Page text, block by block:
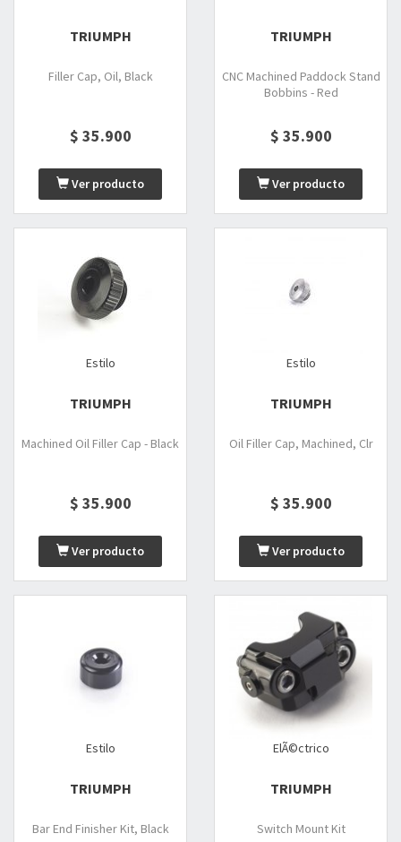
TRIUMPH
Filler Cap, Oil, Black
$ 35.900
Ver producto
TRIUMPH
CNC Machined Paddock Stand
Bobbins - Red
$ 35.900
Ver producto
Estilo
TRIUMPH
Machined Oil Filler Cap - Black
$ 35.900
Ver producto
Estilo
TRIUMPH
Oil Filler Cap, Machined, Clr
$ 35.900
Ver producto
Estilo
TRIUMPH
Bar End Finisher Kit, Black
ElÃ©ctrico
TRIUMPH
Switch Mount Kit